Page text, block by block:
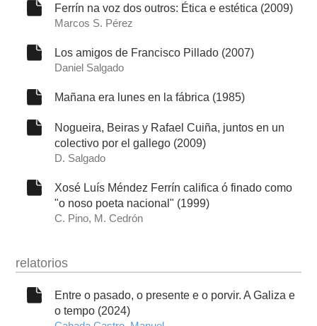
Ferrín na voz dos outros: Ética e estética (2009)
Marcos S. Pérez
Los amigos de Francisco Pillado (2007)
Daniel Salgado
Mañana era lunes en la fábrica (1985)
Nogueira, Beiras y Rafael Cuiña, juntos en un
colectivo por el gallego (2009)
D. Salgado
Xosé Luís Méndez Ferrín califica ó finado como
"o noso poeta nacional" (1999)
C. Pino, M. Cedrón
relatorios
Entre o pasado, o presente e o porvir. A Galiza e
o tempo (2024)